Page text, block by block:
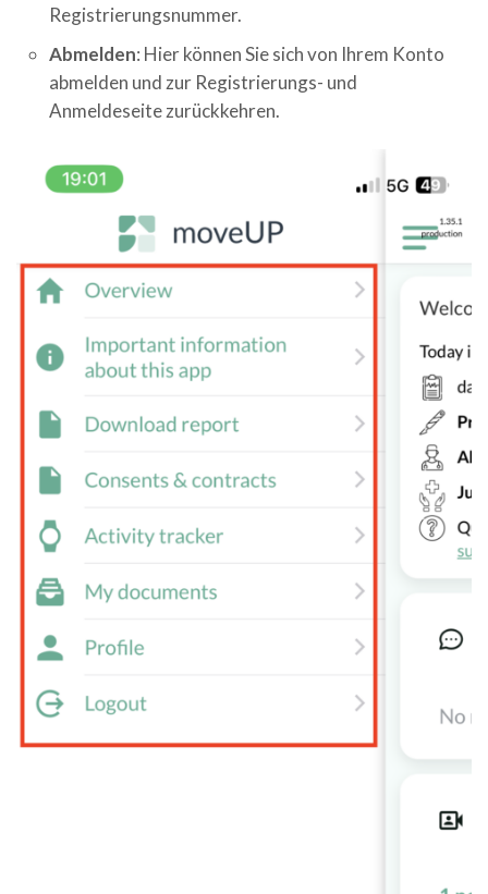
Registrierungsnummer.
Abmelden: Hier können Sie sich von Ihrem Konto
abmelden und zur Registrierungs- und
Anmeldeseite zurückkehren.